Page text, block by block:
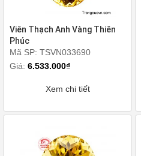
Viên Thạch Anh Vàng Thiên
Phúc
Mã SP: TSVN033690
Giá: 6.533.000₫
Xem chi tiết